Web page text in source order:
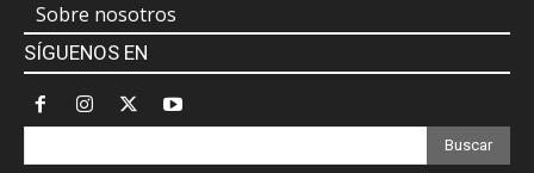
Sobre nosotros
SÍGUENOS EN
Buscar